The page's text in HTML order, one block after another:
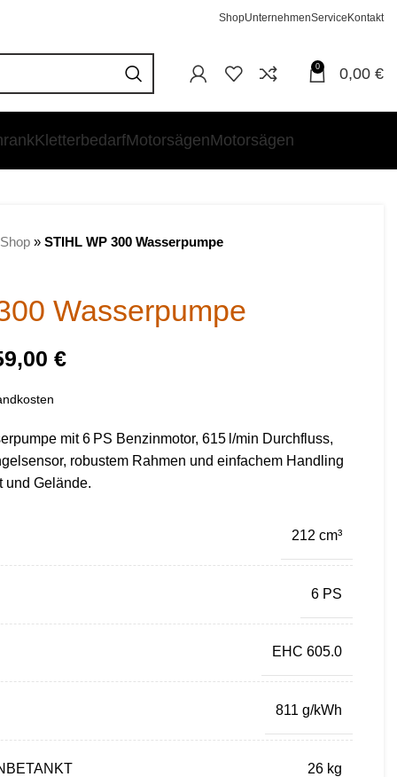
ShopUnternehmenService Kontakt
0 0,00 €
KletterbedarfMotorsägenMotorsägen
Shop » STIHL WP 300 Wasserpumpe
Wasserpumpe
€
mit 6 PS Benzinmotor, 615 l/min Durchfluss,
robustem Rahmen und einfachem Handling
und Gelände.
212 cm³
6 PS
EHC 605.0
811 g/kWh
26 kg